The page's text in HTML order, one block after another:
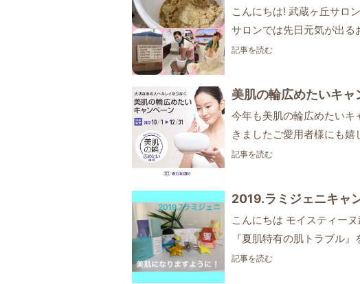
こんにちは! 武蔵ヶ丘サロ
サロンでは先日元気が出る
記事を読む
美肌の輪広めたいキャ
今年も美肌の輪広めたいキ
きましたご愛用者様にも
記事を読む
2019.ラミジェニキャ
こんにちは モイスティー
『夏肌特有の肌トラブル
記事を読む